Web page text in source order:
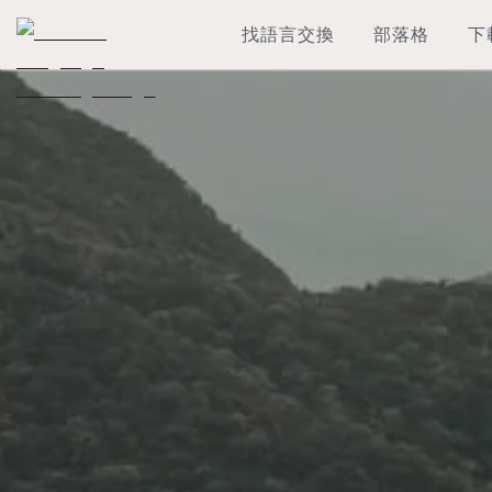
找語言交換 部落格 下